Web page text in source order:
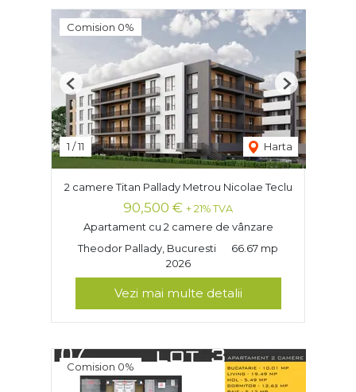
Comision 0%
1 /11 Harta
Previous Next
2 camere Titan Pallady Metrou Nicolae Teclu
90,500 € + 21% TVA
Apartament cu 2 camere de vânzare
Theodor Pallady, Bucuresti
66.67 mp
2026
Vezi mai multe detalii
Comision 0%